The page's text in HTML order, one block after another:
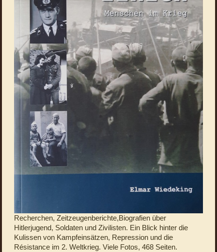
Recherchen, Zeitzeugenberichte,Biografien über
Hitlerjugend, Soldaten und Zivilisten. Ein Blick hinter die
Kulissen von Kampfeinsätzen, Repression und die
Résistance im 2. Weltkrieg. Viele Fotos, 468 Seiten.